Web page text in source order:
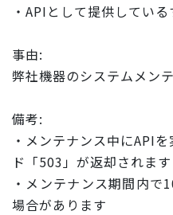
・APIとして提供してい
事由:
弊社機器のシステムメン
備考:
・メンテナンス中にAPI
ド「503」が返却されます
・メンテナンス期間内で
場合があり ます